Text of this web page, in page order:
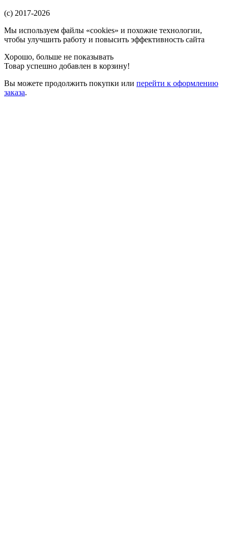
(c) 2017-2026
Мы используем файлы «cookies» и похожие технологии,
чтобы улучшить работу и повысить эффективность сайта
Хорошо, больше не показывать
Товар успешно добавлен в корзину!
Вы можете продолжить покупки или перейти к оформлению
заказа.